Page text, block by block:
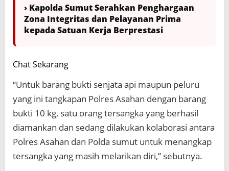
› Kapolda Sumut Serahkan Penghargaan
Zona Integritas dan Pelayanan Prima
kepada Satuan Kerja Berprestasi
Chat Sekarang
“Untuk barang bukti senjata api maupun peluru
yang ini tangkapan Polres Asahan dengan barang
bukti 10 kg, satu orang tersangka yang berhasil
diamankan dan sedang dilakukan kolaborasi antara
Polres Asahan dan Polda sumut untuk menangkap
tersangka yang masih melarikan diri,” sebutnya.